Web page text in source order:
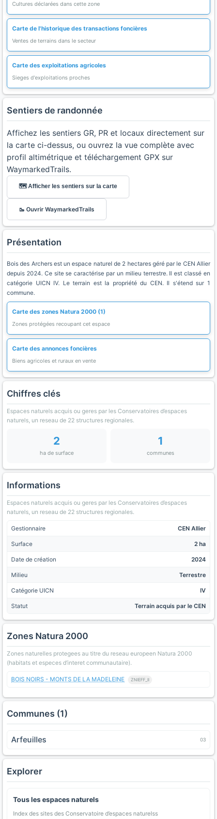
Cultures déclarées dans cette zone
Carte de l'historique des transactions foncières
Ventes de terrains dans le secteur
Carte des exploitations agricoles
Sieges d'exploitations proches
Sentiers de randonnée
Affichez les sentiers GR, PR et locaux directement sur
la carte ci-dessus, ou ouvrez la vue complète avec
profil altimétrique et téléchargement GPX sur
WaymarkedTrails.
🗺️ Afficher les sentiers sur la carte
🥾 Ouvrir WaymarkedTrails
Présentation
Bois des Archers est un espace naturel de 2 hectares géré par le CEN Allier
depuis 2024. Ce site se caractérise par un milieu terrestre. Il est classé en
catégorie UICN IV. Le terrain est la propriété du CEN. Il s'étend sur 1
commune.
Carte des zones Natura 2000 (1)
Zones protégées recoupant cet espace
Carte des annonces foncières
Biens agricoles et ruraux en vente
Chiffres clés
Espaces naturels acquis ou geres par les Conservatoires d’espaces
naturels, un reseau de 22 structures regionales.
2
ha de surface
1
communes
Informations
Espaces naturels acquis ou geres par les Conservatoires d’espaces
naturels, un reseau de 22 structures regionales.
Gestionnaire CEN Allier
Surface 2 ha
Date de création 2024
Milieu Terrestre
Catégorie UICN IV
Statut Terrain acquis par le CEN
Zones Natura 2000
Zones naturelles protegees au titre du reseau europeen Natura 2000
(habitats et especes d’interet communautaire).
BOIS NOIRS - MONTS DE LA MADELEINE ZNIEFF_II
Communes (1)
Arfeuilles 03
Explorer
Tous les espaces naturels
Index des sites des Conservatoire d’espaces naturelss